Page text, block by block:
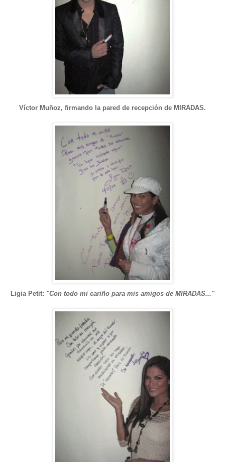
Víctor Muñoz, firmando la pared de recepción de MIRADAS.
Ligia Petit: "Con todo mi cariño para mis amigos de MIRADAS..."